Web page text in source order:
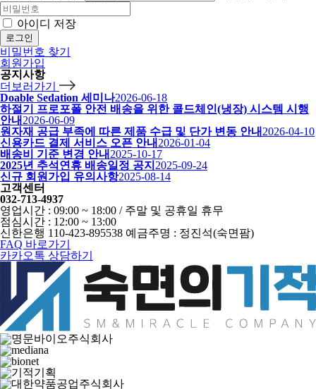
아이디 저장
로그인
비밀번호 찾기
회원가입
공지사항
더보러가기
Doable Sedation 세미나2026-06-18
하절기 프로포폴 안전 배송을 위한 콜드체인(냉장) 시스템 시행
안내 2026-06-09
원자재 공급 부족에 따른 제품 수급 및 단가 변동 안내 2026-04-10
신용카드 결제 서비스 오픈 안내 2026-01-04
배송비 기준 변경 안내 2025-10-17
2025년 추석연휴 배송일정 공지 2025-09-24
신규 회원가입 유의사항2025-08-14
고객센터
032-713-4937
영업시간 : 09:00 ~ 18:00 / 주말 및 공휴일 휴무
점심시간 : 12:00 ~ 13:00
신한은행 110-423-895538 예금주명 : 정진석(숙면팜)
FAQ 바로가기
카카오톡 상담하기